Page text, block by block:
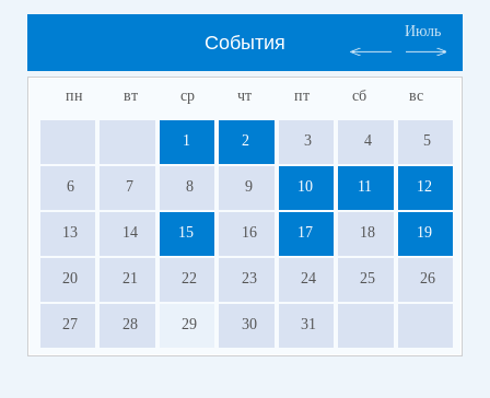
События
Июль
пн вт ср чт пт сб вс
1 2 3 4 5
6 7 8 9 10 11 12
13 14 15 16 17 18 19
20 21 22 23 24 25 26
27 28 29 30 31